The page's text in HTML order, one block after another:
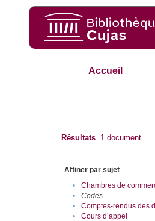
Accueil
Résultats 1 document
Affiner par sujet
•
Chambres de
•
Codes
•
Comptes-rendus des
•
Cours d’appel